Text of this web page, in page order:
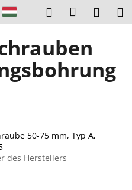
SuchenLogin
50-75 mm, Typ A,
des Herstellers